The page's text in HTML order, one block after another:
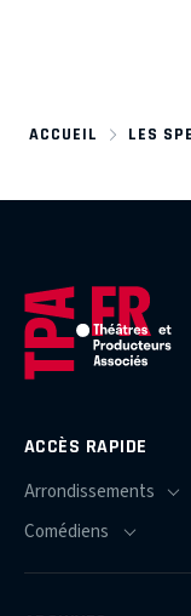
ACCUEIL LES
ACCÈS RAPIDE